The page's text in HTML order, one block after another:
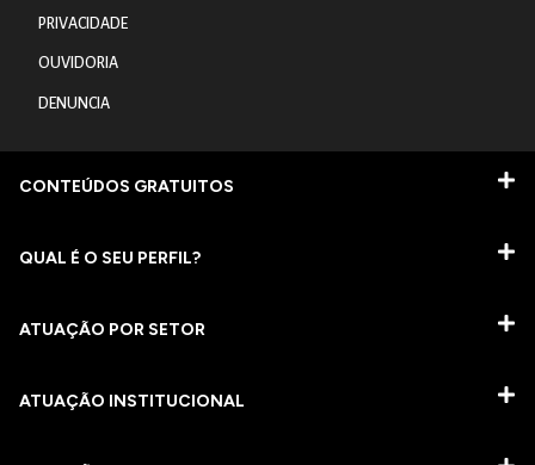
PRIVACIDADE
OUVIDORIA
DENUNCIA
CONTEÚDOS GRATUITOS
QUAL É O SEU PERFIL?
ATUAÇÃO POR SETOR
ATUAÇÃO INSTITUCIONAL